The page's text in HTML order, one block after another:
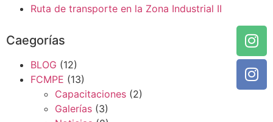
Ruta de transporte en la Zona Industrial II
Caegorías
BLOG (12)
FCMPE (13)
Capacitaciones (2)
Galerías (3)